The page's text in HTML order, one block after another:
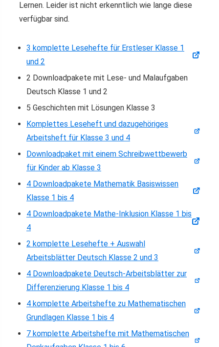
Lernen. Leider ist nicht erkenntlich wie lange diese
verfügbar sind.
3 komplette Lesehefte für Erstleser Klasse 1
und 2
2 Downloadpakete mit Lese- und Malaufgaben
Deutsch Klasse 1 und 2
5 Geschichten mit Lösungen Klasse 3
Komplettes Leseheft und dazugehöriges
Arbeitsheft für Klasse 3 und 4
Downloadpaket mit einem Schreibwettbewerb
für Kinder ab Klasse 3
4 Downloadpakete Mathematik Basiswissen
Klasse 1 bis 4
4 Downloadpakete Mathe-Inklusion Klasse 1 bis
4
2 komplette Lesehefte + Auswahl
Arbeitsblätter Deutsch Klasse 2 und 3
4 Downloadpakete Deutsch-Arbeitsblätter zur
Differenzierung Klasse 1 bis 4
4 komplette Arbeitshefte zu Mathematischen
Grundlagen Klasse 1 bis 4
7 komplette Arbeitshefte mit Mathematischen